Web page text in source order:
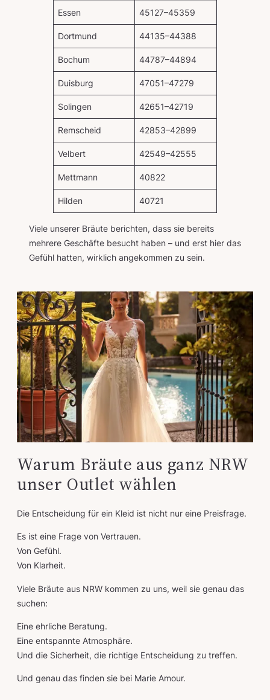
Essen 45127–45359
Dortmund 44135–44388
Bochum 44787–44894
Duisburg 47051–47279
Solingen 42651–42719
Remscheid 42853–42899
Velbert 42549–42555
Mettmann 40822
Hilden 40721
Viele unserer Bräute berichten, dass sie bereits
mehrere Geschäfte besucht haben – und erst hier das
Gefühl hatten, wirklich angekommen zu sein.
Warum Bräute aus ganz NRW
unser Outlet wählen
Die Entscheidung für ein Kleid ist nicht nur eine Preisfrage.
Es ist eine Frage von Vertrauen.
Von Gefühl.
Von Klarheit.
Viele Bräute aus NRW kommen zu uns, weil sie genau das
suchen:
Eine ehrliche Beratung.
Eine entspannte Atmosphäre.
Und die Sicherheit, die richtige Entscheidung zu treffen.
Und genau das finden sie bei Marie Amour.